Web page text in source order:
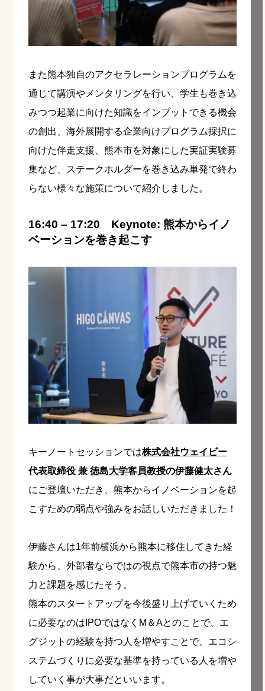
また熊本独自のアクセラレーションプログラムを
通じて講演やメンタリングを行い、学生も巻き込
みつつ起業に向けた知識をインプットできる機会
の創出、海外展開する企業向けプログラム採択に
向けた伴走支援、熊本市を対象にした実証実験募
集など、ステークホルダーを巻き込み単発で終わ
らない様々な施策について紹介しました。
16:40 – 17:20 Keynote: 熊本からイノ
ベーションを巻き起こす
キーノートセッションでは株式会社ウェイビー
代表取締役 兼 徳島大学客員教授の伊藤健太さん
にご登壇いただき、熊本からイノベーションを起
こすための弱点や強みをお話しいただきました！
伊藤さんは1年前横浜から熊本に移住してきた経
験から、外部者ならではの視点で熊本市の持つ魅
力と課題を感じたそう。
熊本のスタートアップを今後盛り上げていくため
に必要なのはIPOではなくM＆Aとのことで、エ
グジットの経験を持つ人を増やすことで、エコシ
ステムづくりに必要な基準を持っている人を増や
していく事が大事だといいます。